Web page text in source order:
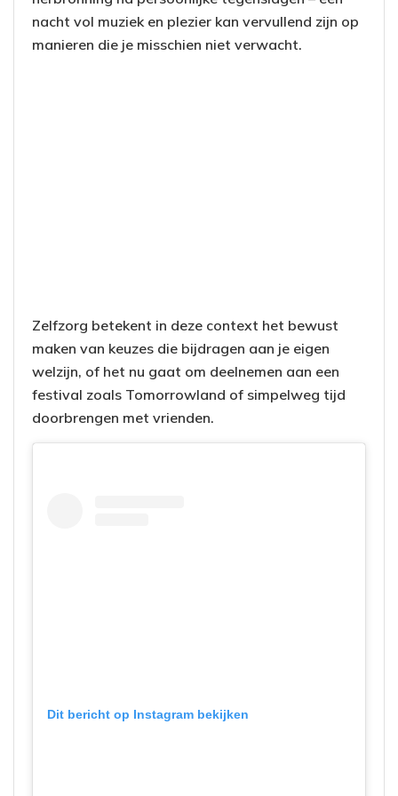
nacht vol muziek en plezier kan vervullend zijn op
manieren die je misschien niet verwacht.
Zelfzorg betekent in deze context het bewust
maken van keuzes die bijdragen aan je eigen
welzijn, of het nu gaat om deelnemen aan een
festival zoals Tomorrowland of simpelweg tijd
doorbrengen met vrienden.
Dit bericht op Instagram bekijken